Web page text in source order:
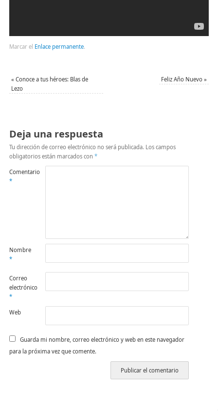
Marcar el Enlace permanente.
« Conoce a tus héroes: Blas de
Lezo
Feliz Año Nuevo»
Deja una respuesta
Tu dirección de correo electrónico no será publicada. Los campos
obligatorios están marcados con *
Comentario
*
Nombre
*
Correo
electrónico
*
Web
Guarda mi nombre, correo electrónico y web en este navegador
para la próxima vez que comente.